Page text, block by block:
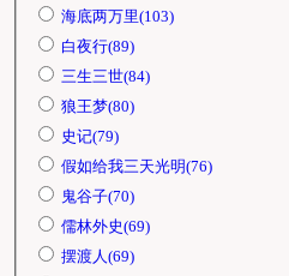
海底两万里(103)
白夜行(89)
三生三世(84)
狼王梦(80)
史记(79)
假如给我三天光明(76)
鬼谷子(70)
儒林外史(69)
摆渡人(69)